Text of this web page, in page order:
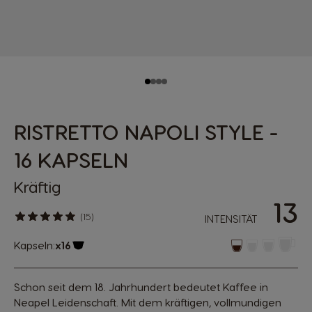
RISTRETTO NAPOLI STYLE -
16 KAPSELN
Kräftig
INTENSITÄT 13
(15)
Kapseln:x16
Schon seit dem 18. Jahrhundert bedeutet Kaffee in
Neapel Leidenschaft. Mit dem kräftigen, vollmundigen